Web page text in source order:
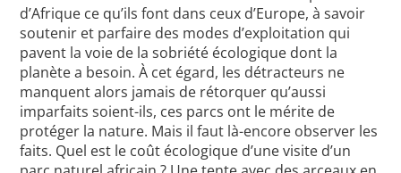
d’Afrique ce qu’ils font dans ceux d’Europe, à savoir
soutenir et parfaire des modes d’exploitation qui
pavent la voie de la sobriété écologique dont la
planète a besoin. À cet égard, les détracteurs ne
manquent alors jamais de rétorquer qu’aussi
imparfaits soient-ils, ces parcs ont le mérite de
protéger la nature. Mais il faut là-encore observer les
faits. Quel est le coût écologique d’une visite d’un